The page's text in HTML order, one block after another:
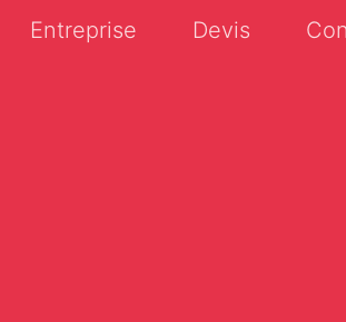
Entreprise Devis